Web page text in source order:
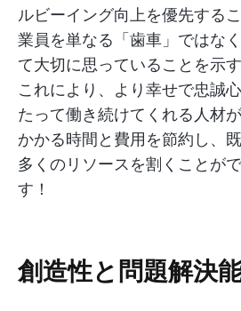
ルビーイング向上を優先する
業員を単なる「歯車」ではな
て大切に思っていることを示
これにより、より幸せで忠誠
たって働き続けてくれる人材
かかる時間と費用を節約し、
多くのリソースを割くことが
す！
創造性と問題解決